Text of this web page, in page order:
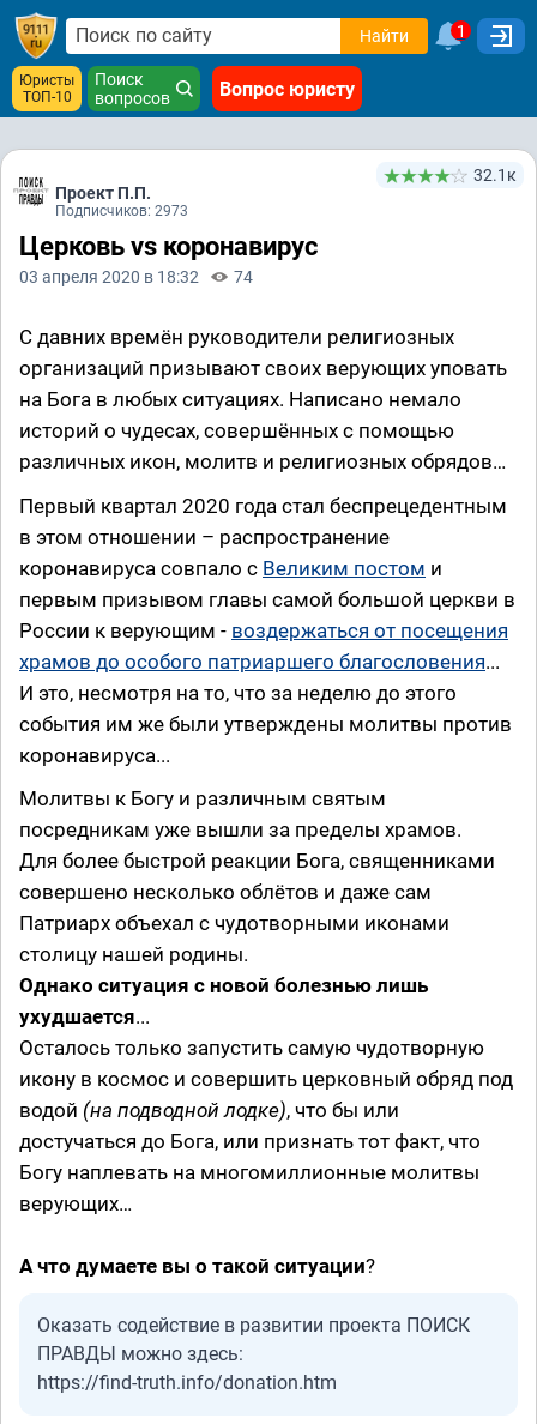
Найти 1
Юристы
ТОП-10
Поиск
вопросов
Вопрос юристу
Проект П.П.
Подписчиков: 2973
32.1к
Церковь vs коронавирус
03 апреля 2020 в 18:32 74
С давних времён руководители религиозных
организаций призывают своих верующих уповать
на Бога в любых ситуациях. Написано немало
историй о чудесах, совершённых с помощью
различных икон, молитв и религиозных обрядов…
Первый квартал 2020 года стал беспрецедентным
в этом отношении – распространение
коронавируса совпало с Великим постом и
первым призывом главы самой большой церкви в
России к верующим - воздержаться от посещения
храмов до особого патриаршего благословения...
И это, несмотря на то, что за неделю до этого
события им же были утверждены молитвы против
коронавируса...
Молитвы к Богу и различным святым
посредникам уже вышли за пределы храмов.
Для более быстрой реакции Бога, священниками
совершено несколько облётов и даже сам
Патриарх объехал с чудотворными иконами
столицу нашей родины.
Однако ситуация с новой болезнью лишь
ухудшается...
Осталось только запустить самую чудотворную
икону в космос и совершить церковный обряд под
водой (на подводной лодке), что бы или
достучаться до Бога, или признать тот факт, что
Богу наплевать на многомиллионные молитвы
верующих…
А что думаете вы о такой ситуации?
Оказать содействие в развитии проекта ПОИСК
ПРАВДЫ можно здесь:
https://find-truth.info/donation.htm